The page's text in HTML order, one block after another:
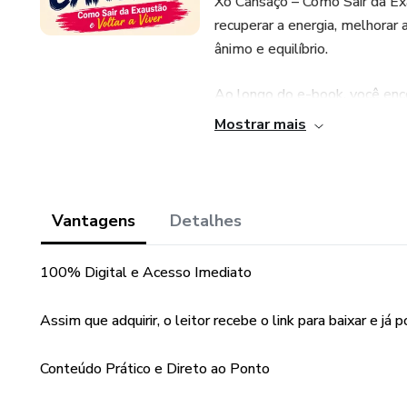
recuperar a energia,
ânimo e equilíbrio.
Ao longo do e-book, você
que podem ajudar a reduzir a
✅ Dicas práticas para
✅ Hábitos que ajudam a
✅ Estratégias simples para
✅ Um plano prático para
Mostrar mais
Vantagens Detalhes
100% Digital e Acesso Imediato
Assim que adquirir, o leitor recebe o link para baixar e já
Conteúdo Prático e Direto ao Ponto